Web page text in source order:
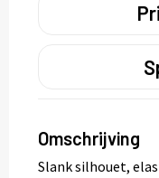
Omschrijving
Slank silhouet,